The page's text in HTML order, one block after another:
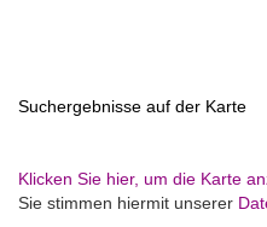
Suchergebnisse auf der Karte
Klicken Sie hier, um die Karte
Sie stimmen hiermit unserer